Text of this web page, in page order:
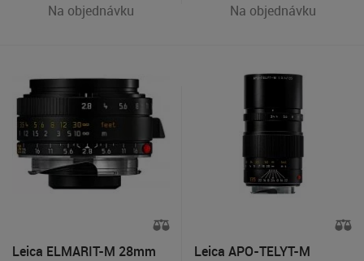
Na objednávku Na objednávku
Leica ELMARIT-M 28mm
Leica APO-TELYT-M